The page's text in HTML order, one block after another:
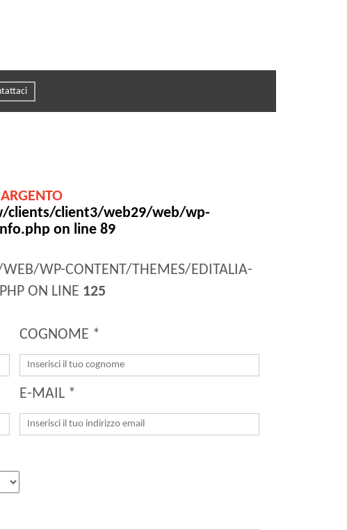
clients/client3/web29/web/wp-
on line 89
WP-CONTENT/THEMES/EDITALIA-
ON LINE 125
COGNOME *
E-MAIL *